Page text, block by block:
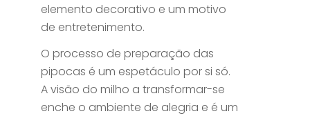
elemento decorativo e um motivo
de entretenimento.
O processo de preparação das
pipocas é um espetáculo por si só.
A visão do milho a transformar-se
enche o ambiente de alegria e é um